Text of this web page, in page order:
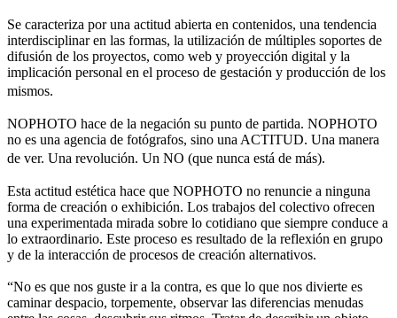
Se caracteriza por una actitud abierta en contenidos, una tendencia
interdisciplinar en las formas, la utilización de múltiples soportes de
difusión de los proyectos, como web y proyección digital y la
implicación personal en el proceso de gestación y producción de los
mismos.
NOPHOTO hace de la negación su punto de partida. NOPHOTO
no es una agencia de fotógrafos, sino una ACTITUD. Una manera
de ver. Una revolución. Un NO (que nunca está de más).
Esta actitud estética hace que NOPHOTO no renuncie a ninguna
forma de creación o exhibición. Los trabajos del colectivo ofrecen
una experimentada mirada sobre lo cotidiano que siempre conduce a
lo extraordinario. Este proceso es resultado de la reflexión en grupo
y de la interacción de procesos de creación alternativos.
“No es que nos guste ir a la contra, es que lo que nos divierte es
caminar despacio, torpemente, observar las diferencias menudas